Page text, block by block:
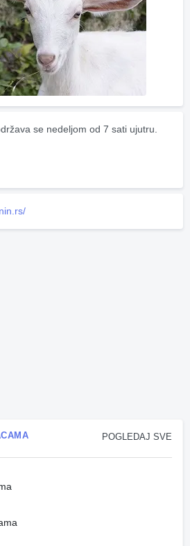
se nedeljom od 7 sati ujutru.
POGLEDAJ SVE